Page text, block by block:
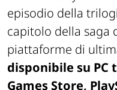
episodio della
capitolo della saga
piattaforme di
disponibile su PC
Games Store,